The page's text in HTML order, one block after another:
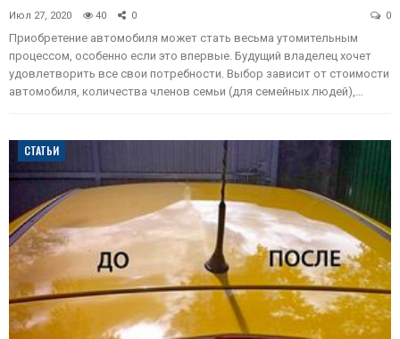
Июл 27, 2020 40 0 0
Приобретение автомобиля может стать весьма утомительным
процессом, особенно если это впервые. Будущий владелец хочет
удовлетворить все свои потребности. Выбор зависит от стоимости
автомобиля, количества членов семьи (для семейных людей),…
СТАТЬИ